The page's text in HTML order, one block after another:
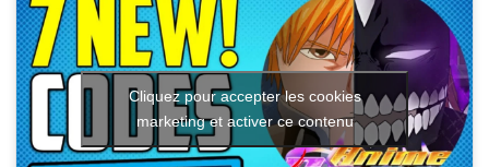
Cliquez pour accepter les cookies
marketing et activer ce contenu